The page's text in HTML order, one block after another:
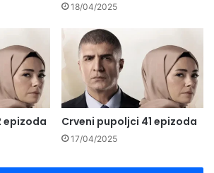
18/04/2025
epizoda Crveni pupoljci 41 epizoda
17/04/2025